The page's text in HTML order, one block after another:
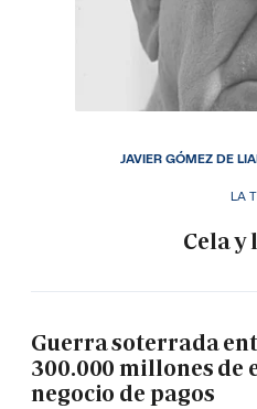
LA
Cela
JAVIER GÓMEZ DE
Guerra soterrada
300.000 millones de
negocio de pagos